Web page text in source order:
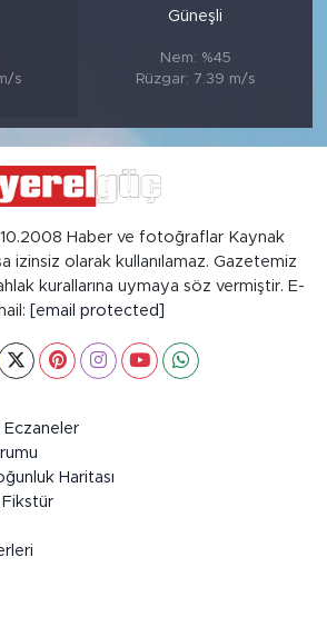
s
Güneşli
Nem: %45
Rüzgar: 7.39 m/s
Haber ve fotoğraflar Kaynak
izinsiz olarak kullanılamaz. Gazetemiz
kurallarına uymaya söz vermiştir. E-
[email protected]
Haritası
Fikstür